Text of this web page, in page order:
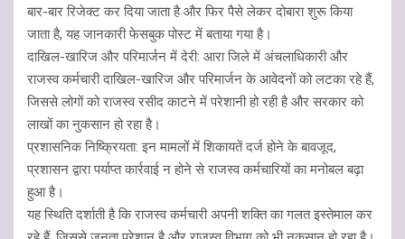
बार-बार रिजेक्ट कर दिया जाता है और फिर पैसे लेकर दोबारा शुरू किया
जाता है, यह जानकारी फेसबुक पोस्ट में बताया गया है।
दाखिल-खारिज और परिमार्जन में देरी: आरा जिले में अंचलाधिकारी और
राजस्व कर्मचारी दाखिल-खारिज और परिमार्जन के आवेदनों को लटका रहे हैं,
जिससे लोगों को राजस्व रसीद काटने में परेशानी हो रही है और सरकार को
लाखों का नुकसान हो रहा है।
प्रशासनिक निष्क्रियता: इन मामलों में शिकायतें दर्ज होने के बावजूद,
प्रशासन द्वारा पर्याप्त कार्रवाई न होने से राजस्व कर्मचारियों का मनोबल बढ़ा
हुआ है।
यह स्थिति दर्शाती है कि राजस्व कर्मचारी अपनी शक्ति का गलत इस्तेमाल कर